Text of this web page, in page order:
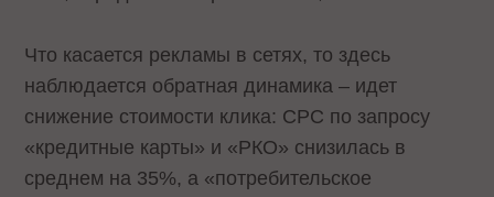
Что касается рекламы в сетях, то здесь
наблюдается обратная динамика – идет
снижение стоимости клика: CPC по запросу
«кредитные карты» и «РКО» снизилась в
среднем на 35%, а «потребительское